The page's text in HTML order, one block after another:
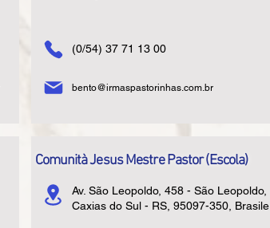
(0/54) 37 71 13 00
bento@irmaspastorinhas.com.br
Comunità Jesus Mestre Pastor (Escola)
Av. São Leopoldo, 458 - São Leopoldo,
Caxias do Sul - RS, 95097-350, Brasile